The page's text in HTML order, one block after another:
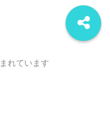
れています